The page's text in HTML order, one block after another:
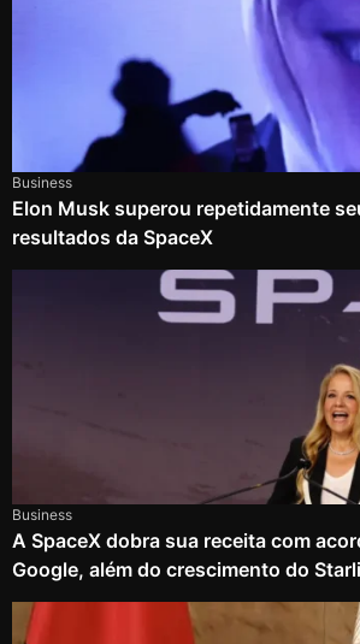
Business
Elon Musk superou repetidamente
resultados da SpaceX
Business
A SpaceX dobra sua receita com
Google, além do crescimento do